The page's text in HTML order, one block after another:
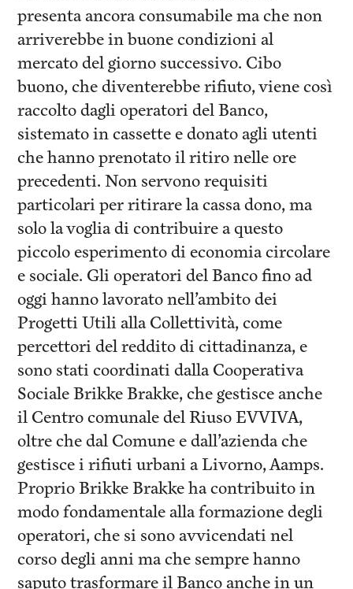
presenta ancora consumabile ma che non
arriverebbe in buone condizioni al
mercato del giorno successivo. Cibo
buono, che diventerebbe rifiuto, viene così
raccolto dagli operatori del Banco,
sistemato in cassette e donato agli utenti
che hanno prenotato il ritiro nelle ore
precedenti. Non servono requisiti
particolari per ritirare la cassa dono, ma
solo la voglia di contribuire a questo
piccolo esperimento di economia circolare
e sociale. Gli operatori del Banco fino ad
oggi hanno lavorato nell’ambito dei
Progetti Utili alla Collettività, come
percettori del reddito di cittadinanza, e
sono stati coordinati dalla Cooperativa
Sociale Brikke Brakke, che gestisce anche
il Centro comunale del Riuso EVVIVA,
oltre che dal Comune e dall’azienda che
gestisce i rifiuti urbani a Livorno, Aamps.
Proprio Brikke Brakke ha contribuito in
modo fondamentale alla formazione degli
operatori, che si sono avvicendati nel
corso degli anni ma che sempre hanno
saputo trasformare il Banco anche in un